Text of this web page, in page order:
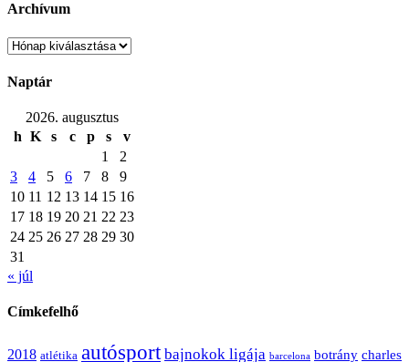
Archívum
Archívum
Naptár
2026. augusztus
h K s c p s
v
1
2
3
4 5 6 7 8
9
10 11 12 13 14 15 16
17 18 19 20 21 22 23
24 25 26 27 28 29 30
31
« júl
Címkefelhő
2018 atlétika autósport bajnokok ligája barcelona botrány charles